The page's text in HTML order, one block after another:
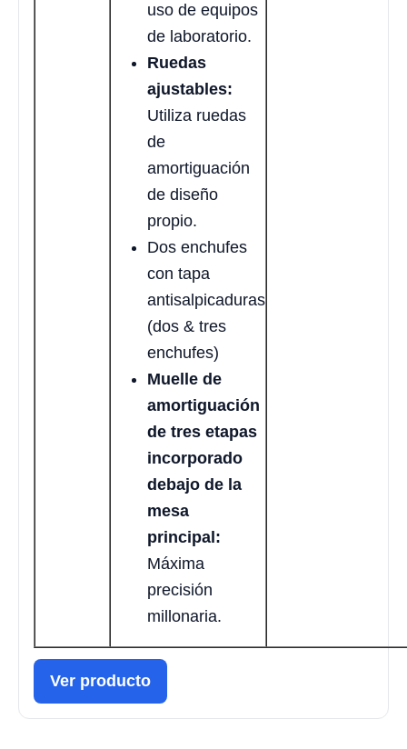
uso de equipos
de laboratorio.
Ruedas
ajustables:
Utiliza ruedas
de
amortiguación
de diseño
propio.
Dos enchufes
con tapa
antisalpicaduras
(dos & tres
enchufes)
Muelle de
amortiguación
de tres etapas
incorporado
debajo de la
mesa
principal:
Máxima
precisión
millonaria.
Ver producto